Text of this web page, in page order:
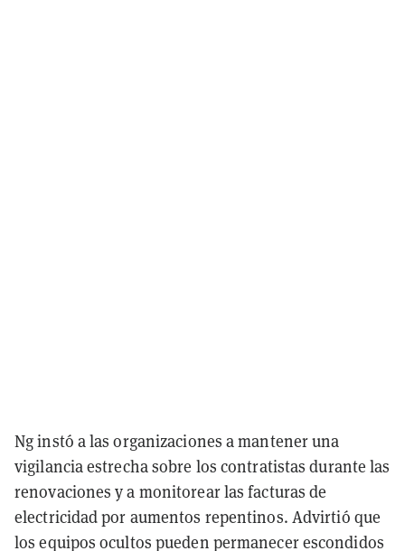
Ng instó a las organizaciones a mantener una
vigilancia estrecha sobre los contratistas durante las
renovaciones y a monitorear las facturas de
electricidad por aumentos repentinos. Advirtió que
los equipos ocultos pueden permanecer escondidos